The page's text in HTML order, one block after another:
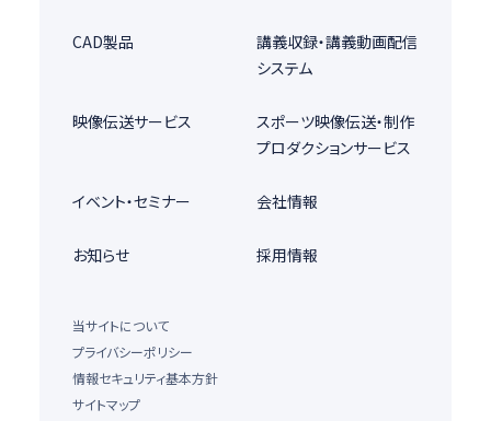
CAD製品
講義収録・講義動画配信
システム
映像伝送サービス
スポーツ映像伝送・制作
プロダクションサービス
イベント・セミナー 会社情報
お知らせ 採用情報
当サイトについて
プライバシーポリシー
情報セキュリティ基本方針
サイトマップ